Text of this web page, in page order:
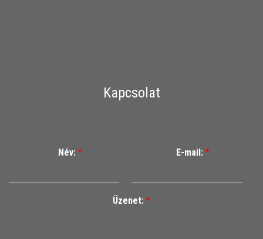
Kapcsolat
Név: * E-mail: *
Üzenet: *